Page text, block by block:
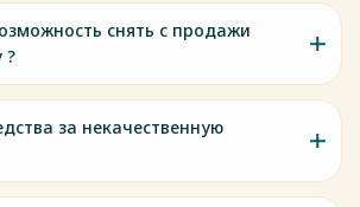
снять с продажи
?
за некачественную